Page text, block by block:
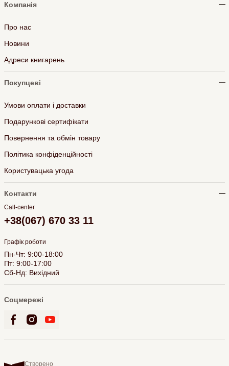
Компанія
Про нас
Новини
Адреси книгарень
Покупцеві
Умови оплати і доставки
Подарункові сертифікати
Повернення та обмін товару
Політика конфіденційності
Користувацька угода
Контакти
Call-center
+38(067) 670 33 11
Графік роботи
Пн-Чт: 9:00-18:00
Пт: 9:00-17:00
Сб-Нд: Вихідний
Соцмережі
Створено